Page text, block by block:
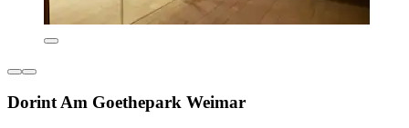
Dorint Am Goethepark Weimar